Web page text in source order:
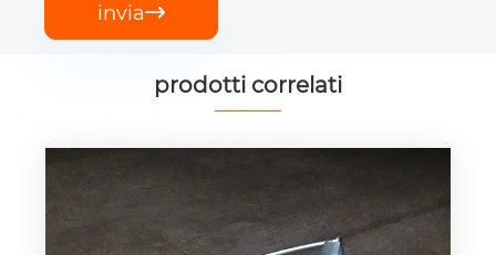
invia
prodotti correlati